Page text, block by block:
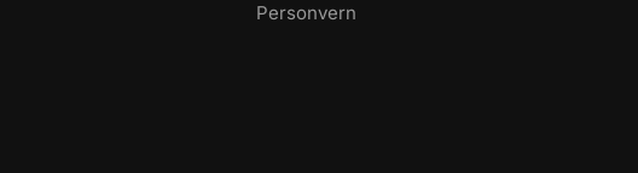
Personvern